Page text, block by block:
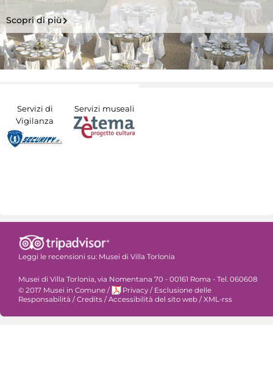
Scopri di più
Servizi di
Vigilanza
Servizi museali
Leggi le recensioni su: Musei di Villa Torlonia
Musei di Villa Torlonia, via Nomentana 70 - 00161 Roma - Tel. 060608
© 2017 Musei in Comune / Privacy / Esclusione delle
Responsabilità / Credits / Accessibilità del sito web / XML-rss